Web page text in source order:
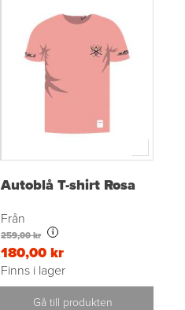
Autoblå T-shirt Rosa
Från
259,00 kr i
180,00 kr
Finns i lager
Gå till produkten